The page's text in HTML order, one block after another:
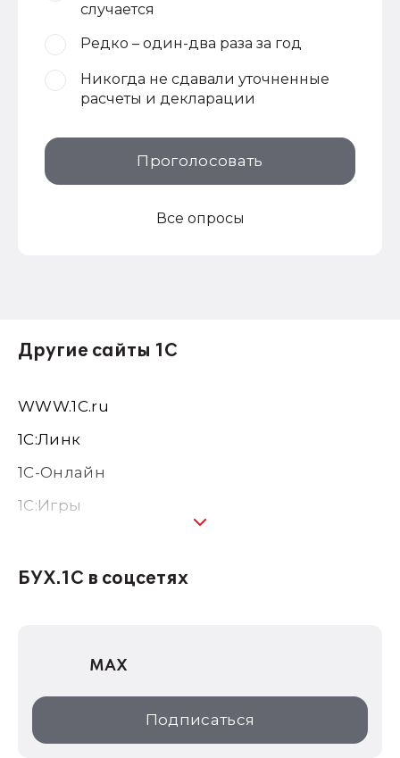
случается
Редко – один-два раза за год
Никогда не сдавали уточненные
расчеты и декларации
Проголосовать
Все опросы
Другие сайты 1С
WWW.1С.ru
1С:Линк
1С-Онлайн
1C:Игры
1С:Консалтинг
1С:Дистрибьюция
1С:Образование
ИТС.1C.ru
БУХ.1С в соцсетях
MAX
Подписаться